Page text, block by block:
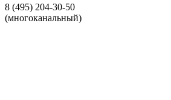
8 (495) 204-30-50
(многоканальный)